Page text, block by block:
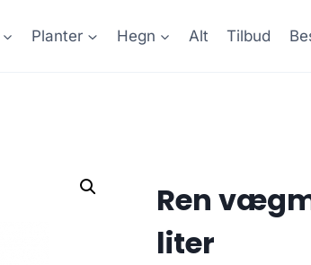
Planter Hegn Alt Tilbud
Ren
liter